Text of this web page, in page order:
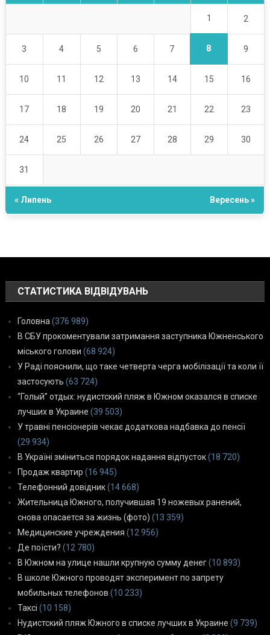
1 2
3 4 5 6 7 8 9
10 11 12 13 14 15 16
17 18 19 20 21 22 23
24 25 26 27 28 29 30
31
« Липень Вересень »
СТАТИСТИКА ВІДВІДУВАНЬ
Головна (376 989)
В СБУ прокоментували затримання заступника Южненського
міського голови (68 924)
У Раді пояснили, що таке четверта черга мобілізації та коли її
застосують (63 724)
“Голый” отдых: нудистский пляж в Южном оказался в списке
лучших в Украине (39 503)
У травні пенсіонерів чекає додаткова надбавка до пенсії
(29 934)
В Україні зміниться порядок надання відпусток(18 720)
Продаж квартир (16 945)
Телефонний довідник(14 668)
Жительница Южного, получившая 19 ножевых ранений,
снова опасается за жизнь (фото) (13 359)
Медицинские учреждения (12 956)
Де поїсти? (12 780)
В Южном на улице нашли крупную сумму денег(10 893)
В школе Южного проводят эксперимент по запрету
мобильных телефонов (10 233)
Таксі (10 158)
Нудистский пляж Южного в списке лучших в Украине (9 739)